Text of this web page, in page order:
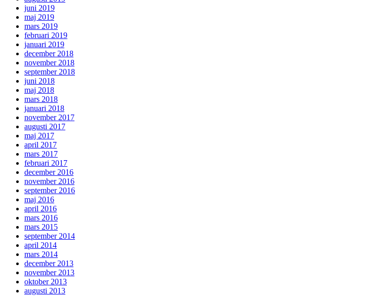
juni 2019
maj 2019
mars 2019
februari 2019
januari 2019
december 2018
november 2018
september 2018
juni 2018
maj 2018
mars 2018
januari 2018
november 2017
augusti 2017
maj 2017
april 2017
mars 2017
februari 2017
december 2016
november 2016
september 2016
maj 2016
april 2016
mars 2016
mars 2015
september 2014
april 2014
mars 2014
december 2013
november 2013
oktober 2013
augusti 2013